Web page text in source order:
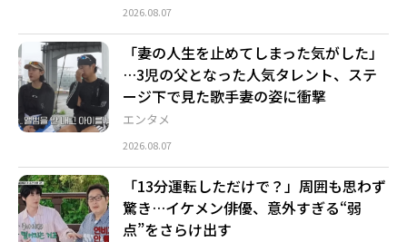
2026.08.07
エンタメ
「妻の人生を止めてしまった気がした」
…3児の父となった人気タレント、ステ
ージ下で見た歌手妻の姿に衝撃
2026.08.07
「13分運転しただけで？」周囲も思わず
驚き…イケメン俳優、意外すぎる“弱
点”をさらけ出す